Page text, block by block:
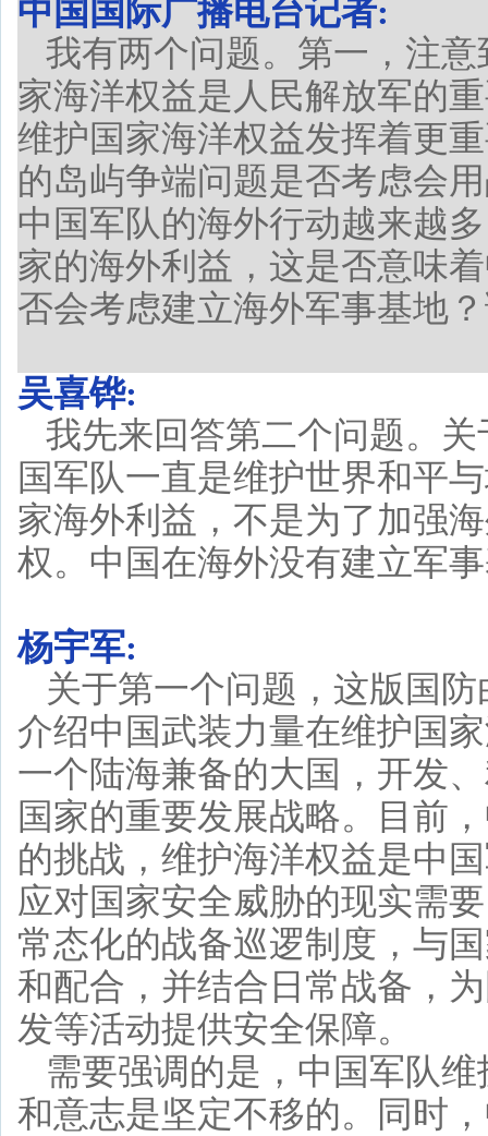
中国国际广播电台记者:
我有两个问题。第一，注
家海洋权益是人民解放军的
维护国家海洋权益发挥着更
的岛屿争端问题是否考虑会
中国军队的海外行动越来越
家的海外利益，这是否意味
否会考虑建立海外军事基地
吴喜铧:
我先来回答第二个问题。
国军队一直是维护世界和平
家海外利益，不是为了加强
权。中国在海外没有建立军
杨宇军:
关于第一个问题，这版国
介绍中国武装力量在维护国
一个陆海兼备的大国，开发
国家的重要发展战略。目前
的挑战，维护海洋权益是中
应对国家安全威胁的现实需
常态化的战备巡逻制度，与
和配合，并结合日常战备，
发等活动提供安全保障。
需要强调的是，中国军队
和意志是坚定不移的。同时